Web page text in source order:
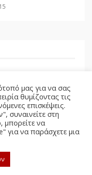
reserved.
μας για να σας
θυμίζοντας τις
επισκέψεις.
συναινείτε στη
να
για να παράσχετε μια